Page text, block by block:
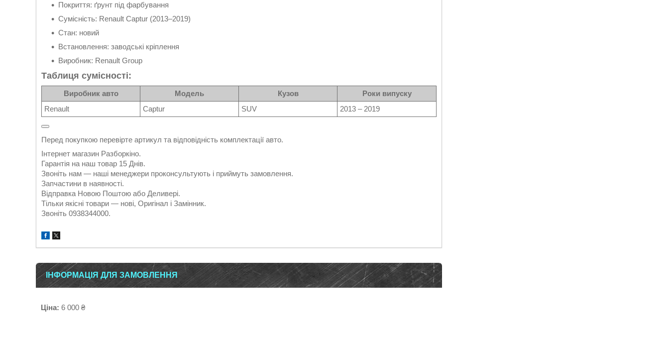
Покриття: ґрунт під фарбування
Сумісність: Renault Captur (2013–2019)
Стан: новий
Встановлення: заводські кріплення
Виробник: Renault Group
Таблиця сумісності:
Виробник авто Модель Кузов
Роки випуску
Renault
Captur SUV 2013 – 2019
Перед покупкою перевірте артикул та відповідність комплектації авто.
Інтернет магазин Разборкіно.
Гарантія на наш товар 15 Днів.
Звоніть нам — наші менеджери проконсультують і приймуть замовлення.
Запчастини в наявності.
Відправка Новою Поштою або Деливері.
Тільки якісні товари — нові, Оригінал і Замінник.
Звоніть 0938344000.
ІНФОРМАЦІЯ ДЛЯ ЗАМОВЛЕННЯ
Ціна: 6 000 ₴